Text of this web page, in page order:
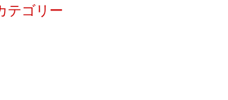
テゴリー